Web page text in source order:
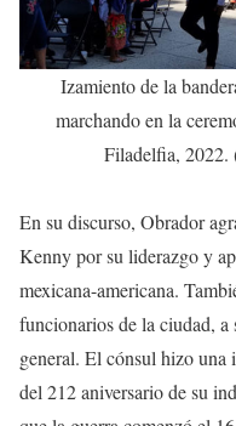
Izamiento de la
marchando en la
Filadelfia,
En su discurso, Obrador
Kenny por su liderazgo y
mexicana-americana.
funcionarios de la ciudad, a
general. El cónsul hizo una
del 212 aniversario de su